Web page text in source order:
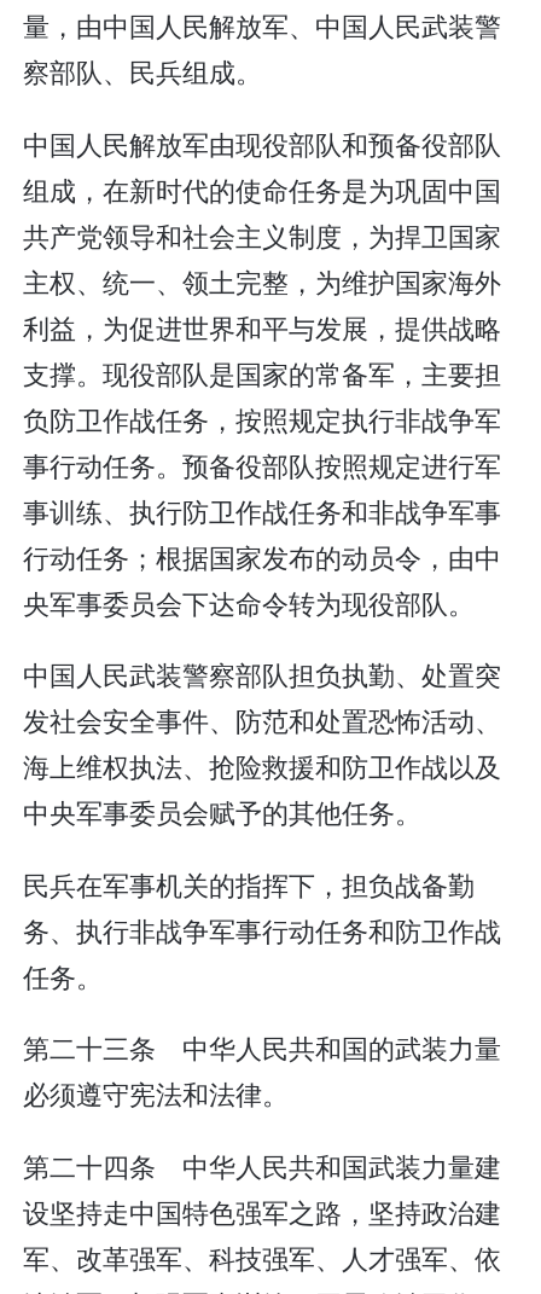
量，由中国人民解放军、中国人民武装警
察部队、民兵组成。
中国人民解放军由现役部队和预备役部队
组成，在新时代的使命任务是为巩固中国
共产党领导和社会主义制度，为捍卫国家
主权、统一、领土完整，为维护国家海外
利益，为促进世界和平与发展，提供战略
支撑。现役部队是国家的常备军，主要担
负防卫作战任务，按照规定执行非战争军
事行动任务。预备役部队按照规定进行军
事训练、执行防卫作战任务和非战争军事
行动任务；根据国家发布的动员令，由中
央军事委员会下达命令转为现役部队。
中国人民武装警察部队担负执勤、处置突
发社会安全事件、防范和处置恐怖活动、
海上维权执法、抢险救援和防卫作战以及
中央军事委员会赋予的其他任务。
民兵在军事机关的指挥下，担负战备勤
务、执行非战争军事行动任务和防卫作战
任务。
第二十三条 中华人民共和国的武装力量
必须遵守宪法和法律。
第二十四条 中华人民共和国武装力量建
设坚持走中国特色强军之路，坚持政治建
军、改革强军、科技强军、人才强军、依